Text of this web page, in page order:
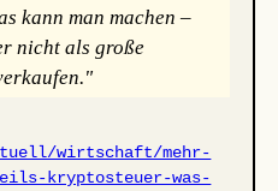
kann man machen –
nicht als große
wirtschaft/mehr-
kryptosteuer-was-